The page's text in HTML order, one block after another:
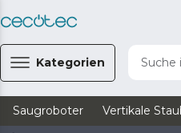
Kategorien Suche
Saugroboter Vertikale